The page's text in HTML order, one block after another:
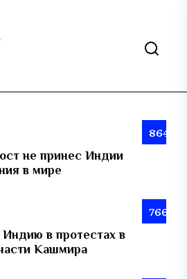
864
не принес Индии
в мире
766
в протестах в
Кашмира